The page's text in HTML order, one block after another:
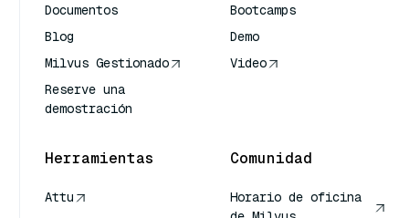
Documentos
Blog
Milvus Gestionado
Reserve una
demostración
Bootcamps
Demo
Video
Herramientas
Attu
Comunidad
Horario de oficina